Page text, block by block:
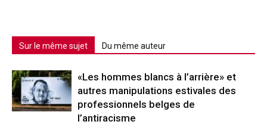
Sur le même sujet Du même auteur
«Les hommes blancs à l’arrière» et
autres manipulations estivales des
professionnels belges de
l’antiracisme